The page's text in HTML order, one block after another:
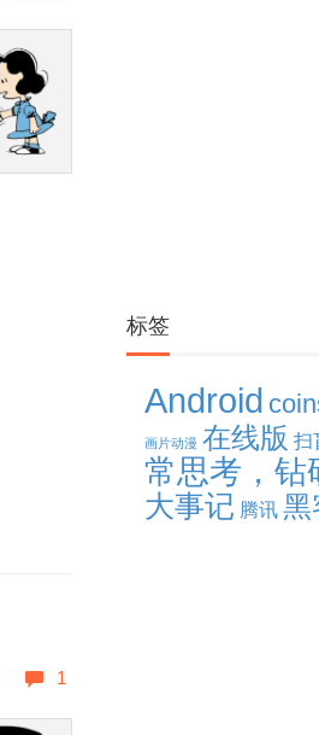
1
标签
Android
画片动漫 在线版 扫
常思考，钻
大事记 腾讯 黑